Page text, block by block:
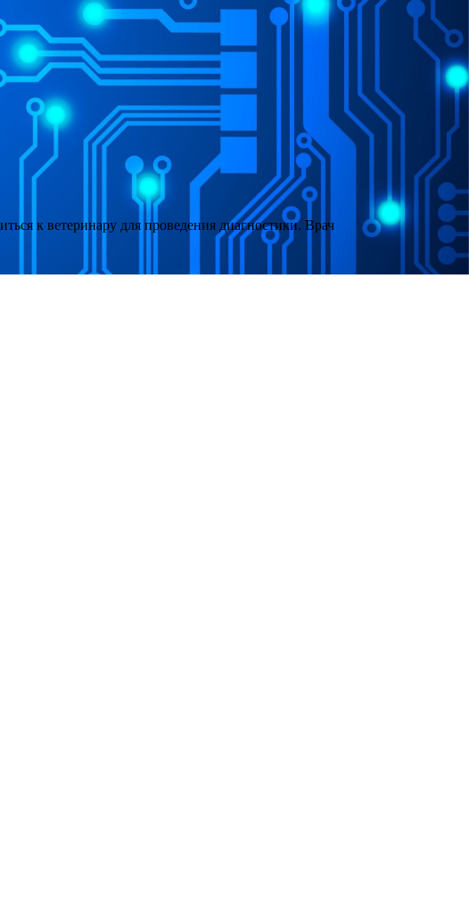
к ветеринару для проведения диагностики. Врач